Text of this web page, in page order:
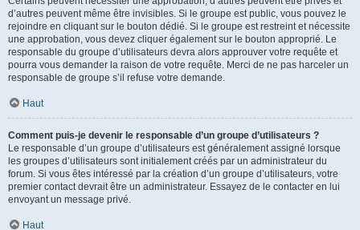
d’autres peuvent même être invisibles. Si le groupe est public, vous pouvez le
rejoindre en cliquant sur le bouton dédié. Si le groupe est restreint et nécessite
une approbation, vous devez cliquer également sur le bouton approprié. Le
responsable du groupe d’utilisateurs devra alors approuver votre requête et
pourra vous demander la raison de votre requête. Merci de ne pas harceler un
responsable de groupe s’il refuse votre demande.
Haut
Comment puis-je devenir le responsable d’un groupe d’utilisateurs ?
Le responsable d’un groupe d’utilisateurs est généralement assigné lorsque
les groupes d’utilisateurs sont initialement créés par un administrateur du
forum. Si vous êtes intéressé par la création d’un groupe d’utilisateurs, votre
premier contact devrait être un administrateur. Essayez de le contacter en lui
envoyant un message privé.
Haut